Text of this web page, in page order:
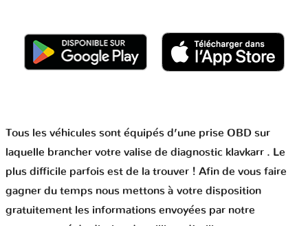
Tous les véhicules sont équipés d’une prise OBD sur
laquelle brancher votre valise de diagnostic klavkarr . Le
plus difficile parfois est de la trouver ! Afin de vous faire
gagner du temps nous mettons à votre disposition
gratuitement les informations envoyées par notre